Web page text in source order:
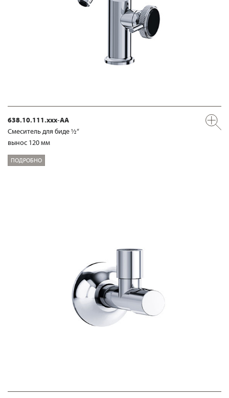
638.10.111.xxx-AA
Смеситель для биде ½“
вынос 120 мм
ПОДРОБНО